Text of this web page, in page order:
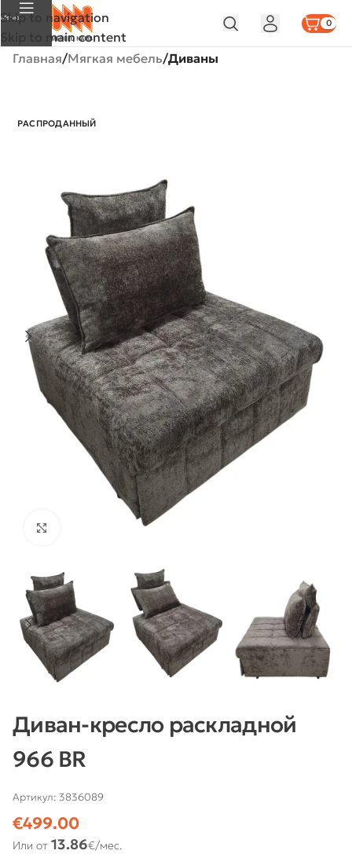
Skip to navigation
Skip to main content
Меню 0
Главная Мягкая мебель Диваны
РАСПРОДАННЫЙ
Нажмите, чтобы увеличить
Диван-кресло раскладной
966 BR
Артикул: 3836089
€499.00
Или от 13.86€/мес.